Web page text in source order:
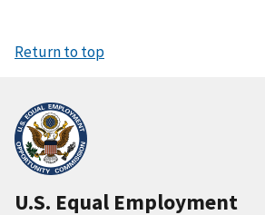
Return to top
U.S. Equal Employment